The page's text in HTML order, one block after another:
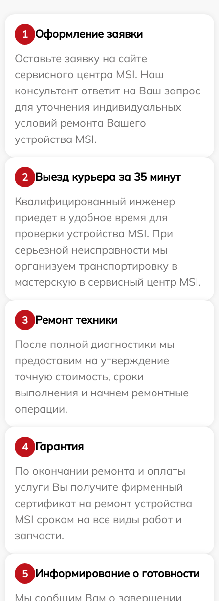
1
Оформление заявки
Оставьте заявку на сайте
сервисного центра MSI. Наш
консультант ответит на Ваш запрос
для уточнения индивидуальных
условий ремонта Вашего
устройства MSI.
2
Выезд курьера за 35 минут
Квалифицированный инженер
приедет в удобное время для
проверки устройства MSI. При
серьезной неисправности мы
организуем транспортировку в
мастерскую в сервисный центр MSI.
3
Ремонт техники
После полной диагностики мы
предоставим на утверждение
точную стоимость, сроки
выполнения и начнем ремонтные
операции.
4
Гарантия
По окончании ремонта и оплаты
услуги Вы получите фирменный
сертификат на ремонт устройства
MSI сроком на все виды работ и
запчасти.
5
Информирование о готовности
Мы сообщим Вам о завершении